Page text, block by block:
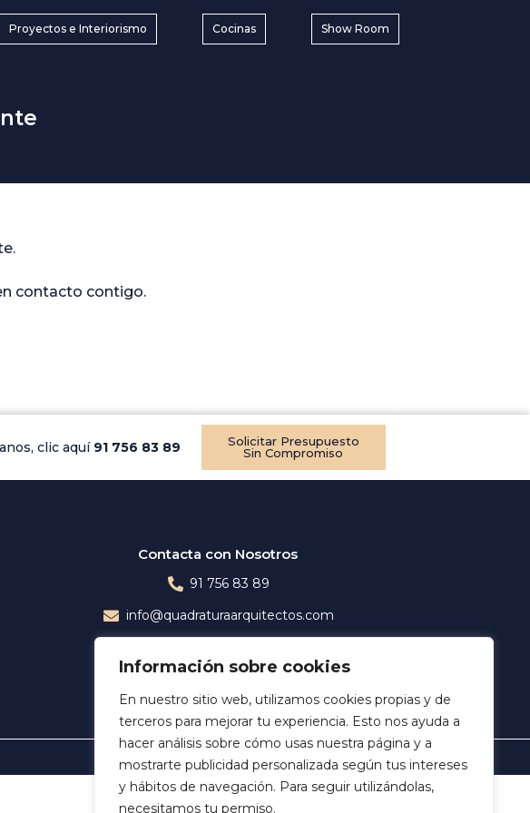
Información sobre cookies
En nuestro sitio web, utilizamos cookies propias y de
terceros para mejorar tu experiencia. Esto nos ayuda a
hacer análisis sobre cómo usas nuestra página y a
mostrarte publicidad personalizada según tus intereses
y hábitos de navegación. Para seguir utilizándolas,
necesitamos tu permiso.
Proyectos e Interiorismo Cocinas Show Room
contacto contigo.
clic aquí 91 756 83 89
Solicitar Presupuesto
Sin Compromiso
Contacta con Nosotros
91 756 83 89
info@quadraturaarquitectos.com
28006 (Madrid)